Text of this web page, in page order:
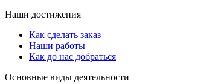
Наши достижения
Как сделать заказ
Наши работы
Как до нас добраться
Основные виды деятельности